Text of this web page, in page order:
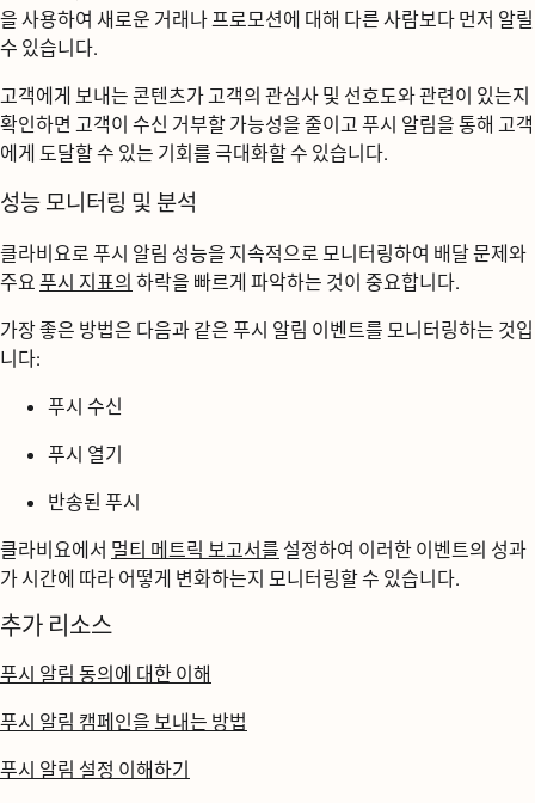
을 사용하여 새로운 거래나 프로모션에 대해 다른 사람보다 먼저 알릴
수 있습니다.
고객에게 보내는 콘텐츠가 고객의 관심사 및 선호도와 관련이 있는지
확인하면 고객이 수신 거부할 가능성을 줄이고 푸시 알림을 통해 고객
에게 도달할 수 있는 기회를 극대화할 수 있습니다.
성능 모니터링 및 분석
클라비요로 푸시 알림 성능을 지속적으로 모니터링하여 배달 문제와
주요 푸시 지표의 하락을 빠르게 파악하는 것이 중요합니다.
가장 좋은 방법은 다음과 같은 푸시 알림 이벤트를 모니터링하는 것입
니다:
푸시 수신
푸시 열기
반송된 푸시
클라비요에서 멀티 메트릭 보고서를 설정하여 이러한 이벤트의 성과
가 시간에 따라 어떻게 변화하는지 모니터링할 수 있습니다.
추가 리소스
푸시 알림 동의에 대한 이해
푸시 알림 캠페인을 보내는 방법
푸시 알림 설정 이해하기